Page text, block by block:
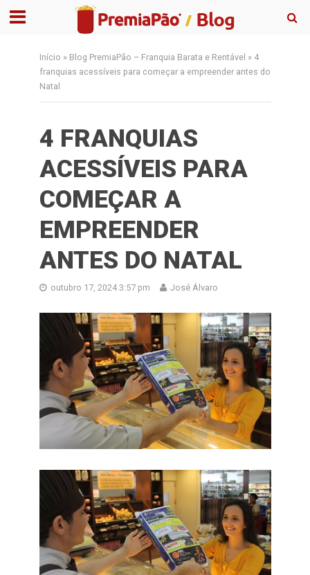
Início » Blog PremiaPão – Franquia Barata e Rentável » 4
franquias acessíveis para começar a empreender antes do
Natal
4 FRANQUIAS
ACESSÍVEIS PARA
COMEÇAR A
EMPREENDER
ANTES DO NATAL
outubro 17, 2024 3:57 pm José Álvaro